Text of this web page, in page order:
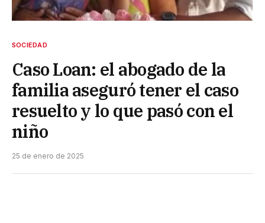
SOCIEDAD
Caso Loan: el abogado de la
familia aseguró tener el caso
resuelto y lo que pasó con el
niño
25 de enero de 2025